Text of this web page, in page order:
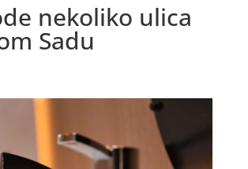
nekoliko ulica
Sadu